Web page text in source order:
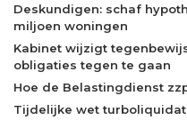
Deskundigen: schaf
miljoen woningen
Kabinet wijzigt
obligaties tegen te gaan
Hoe de Belastingdienst
Tijdelijke wet